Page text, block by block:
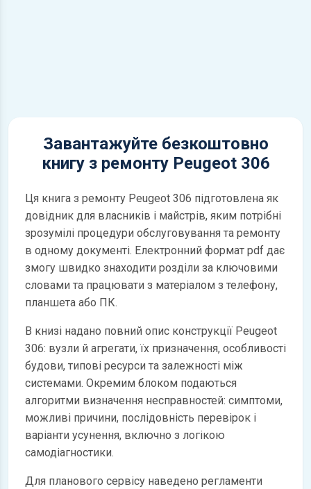
Завантажуйте безкоштовно
книгу з ремонту Peugeot 306
Ця книга з ремонту Peugeot 306 підготовлена як
довідник для власників і майстрів, яким потрібні
зрозумілі процедури обслуговування та ремонту
в одному документі. Електронний формат pdf дає
змогу швидко знаходити розділи за ключовими
словами та працювати з матеріалом з телефону,
планшета або ПК.
В книзі надано повний опис конструкції Peugeot
306: вузли й агрегати, їх призначення, особливості
будови, типові ресурси та залежності між
системами. Окремим блоком подаються
алгоритми визначення несправностей: симптоми,
можливі причини, послідовність перевірок і
варіанти усунення, включно з логікою
самодіагностики.
Для планового сервісу наведено регламенти